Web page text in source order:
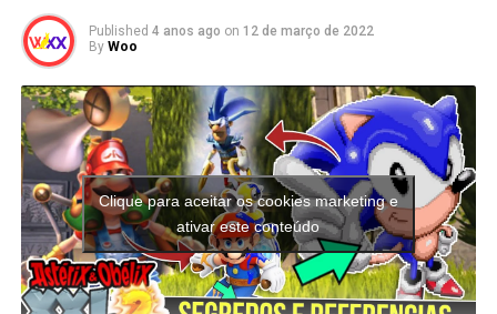
Published 4 anos ago on 12 de março de 2022
By Woo
Clique para aceitar os cookies marketing e
ativar este conteúdo